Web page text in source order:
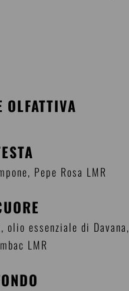
Pepe Rosa LMR
olio essenziale di Davana,
LMR